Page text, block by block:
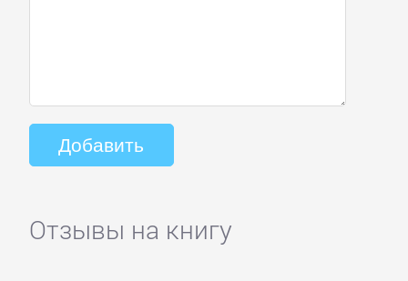
Отзывы на книгу